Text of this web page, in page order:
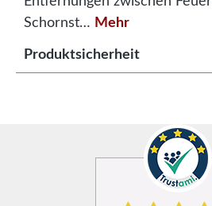
Schornst… Mehr
Produktsicherheit